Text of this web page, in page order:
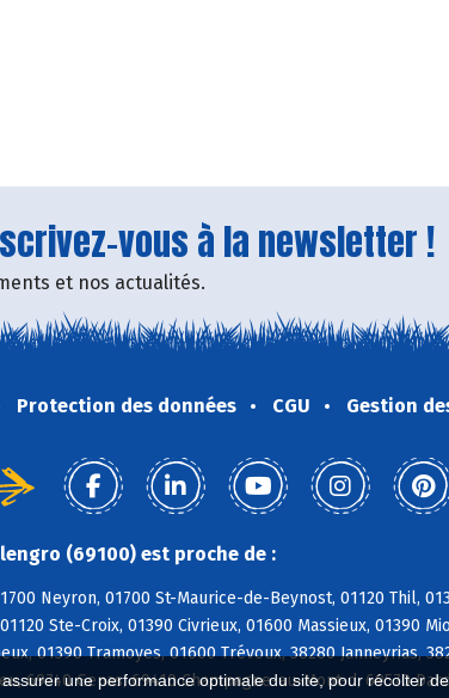
une performance optimale du site, pour récolter
vous à la newsletter !
et nos actualités.
Protection des données CGU Gestion
(69100) est proche de :
Neyron, 01700 St-Maurice-de-Beynost, 01120 Thil,
Ste-Croix, 01390 Civrieux, 01600 Massieux, 01390
01390 Tramoyes, 01600 Trévoux, 38280 Janneyrias,
69740 Genas, 69410 Champagne-au-Mont-d, 69570